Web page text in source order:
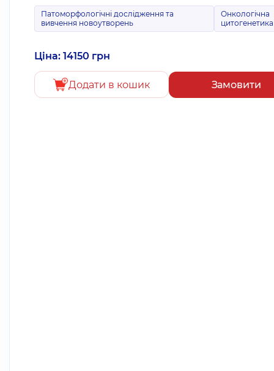
Патоморфологічні дослідження та
вивчення новоутворень
Онкологічна
цитогенетика
Ціна: 14150 грн
Додати в кошик Замовити